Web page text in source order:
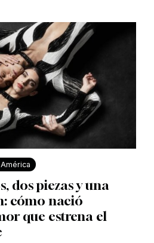
dos piezas y una
cómo nació
que estrena el